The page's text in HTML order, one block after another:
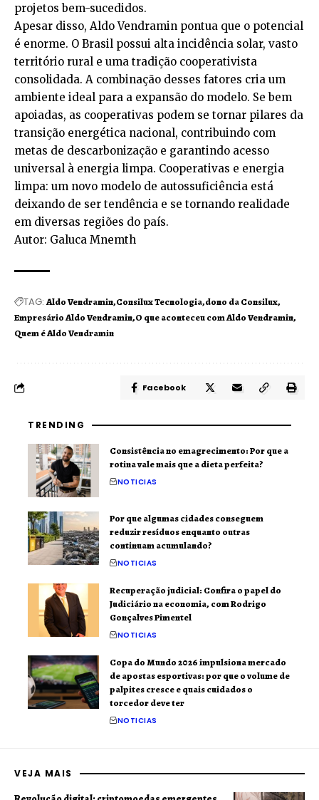
projetos bem-sucedidos.
Apesar disso, Aldo Vendramin pontua que o potencial
é enorme. O Brasil possui alta incidência solar, vasto
território rural e uma tradição cooperativista
consolidada. A combinação desses fatores cria um
ambiente ideal para a expansão do modelo. Se bem
apoiadas, as cooperativas podem se tornar pilares da
transição energética nacional, contribuindo com
metas de descarbonização e garantindo acesso
universal à energia limpa. Cooperativas e energia
limpa: um novo modelo de autossuficiência está
deixando de ser tendência e se tornando realidade
em diversas regiões do país.
Autor: Galuca Mnemth
TAG: Aldo Vendramin Consilux Tecnologia dono da Consilux
Empresário Aldo Vendramin O que aconteceu com Aldo Vendramin
Quem é Aldo Vendramin
Facebook
TRENDING
Consistência no emagrecimento: Por que a
rotina vale mais que a dieta perfeita?
NOTICIAS
Por que algumas cidades conseguem
reduzir resíduos enquanto outras
continuam acumulando?
NOTICIAS
Recuperação judicial: Confira o papel do
Judiciário na economia, com Rodrigo
Gonçalves Pimentel
NOTICIAS
Copa do Mundo 2026 impulsiona mercado
de apostas esportivas: por que o volume de
palpites cresce e quais cuidados o
torcedor deve ter
NOTICIAS
VEJA MAIS